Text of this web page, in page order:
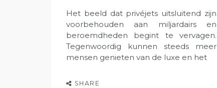
Het beeld dat privéjets uitsluitend zijn
voorbehouden aan miljardairs en
beroemdheden begint te vervagen.
Tegenwoordig kunnen steeds meer
mensen genieten van de luxe en het
SHARE